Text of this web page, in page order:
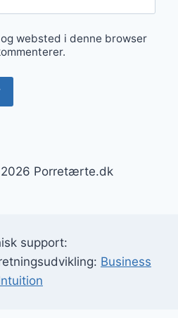
websted i denne browser
Porretærte.dk
support:
Business